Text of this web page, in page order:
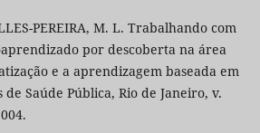
PEREIRA, M. L. Trabalhando com
por descoberta na área
e a aprendizagem baseada em
Saúde Pública, Rio de Janeiro, v.